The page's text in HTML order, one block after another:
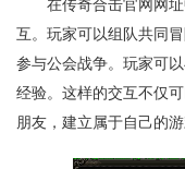
互。玩家可以组队共同
参与公会战争。玩家可
经验。这样的交互不仅
朋友，建立属于自己的游